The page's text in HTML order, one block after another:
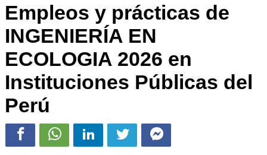
Empleos y prácticas de
INGENIERÍA EN
ECOLOGIA 2026 en
Instituciones Públicas del
Perú